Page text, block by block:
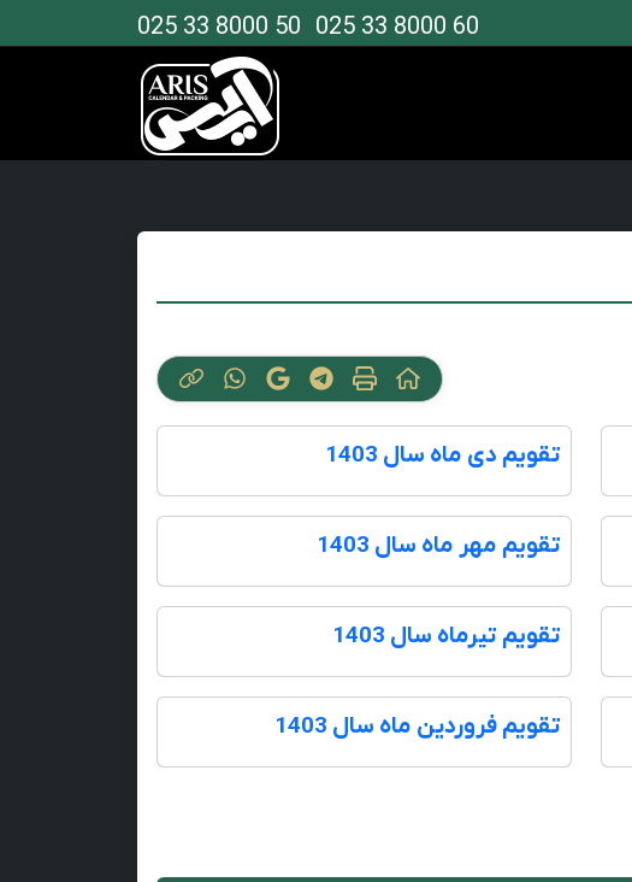
025 33 8000 60
025 33 8000 50
تقویم دی ماه سال 1403
تقویم مهر ماه سال 1403
تقویم تیرماه سال 1403
تقویم فروردین ماه سال 1403